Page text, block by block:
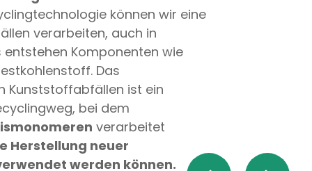
können wir eine
verarbeiten, auch in
entstehen Komponenten wie
Das
Kunststoffabfällen ist ein
bei dem
verarbeitet
Herstellung neuer
werden können.